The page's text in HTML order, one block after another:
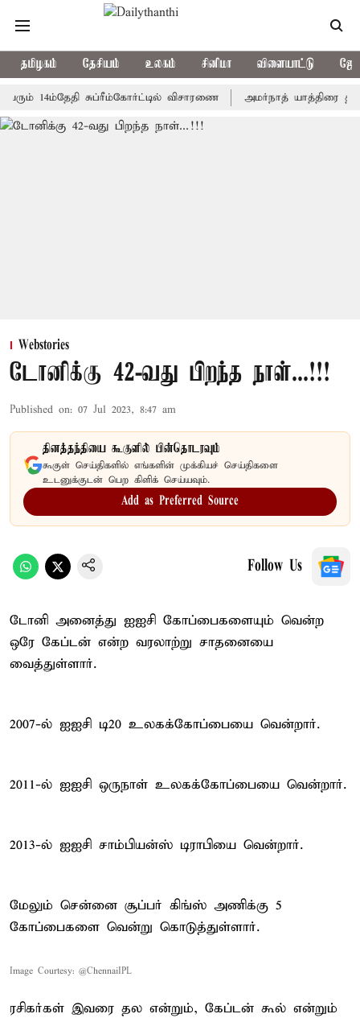
தமிழகம் தேசியம் உலகம் சினிமா விளையாட்டு
சுப்ரீம்கோர்ட்டில் விசாரணை அமர்நாத் யாத்திரை
Webstories
டோனிக்கு 42-வது பிறந்த நாள்...!!!
Published on: 07 Jul 2023, 8:47 am
தினத்தந்தியை கூகுளில் பின்தொடரவும்
கூகுள் செய்திகளில் எங்களின் முக்கியச் செய்திகளை
உடனுக்குடன் பெற கிளிக் செய்யவும்.
Add as Preferred Source
Follow Us
டோனி அனைத்து ஐஐசி கோப்பைகளையும் வென்ற
ஒரே கேப்டன் என்ற வரலாற்று சாதனையை
வைத்துள்ளார்.
2007-ல் ஐஐசி டி20 உலகக்கோப்பையை வென்றார்.
2011-ல் ஐஐசி ஒருநாள் உலகக்கோப்பையை வென்றார்.
2013-ல் ஐஐசி சாம்பியன்ஸ் டிராபியை வென்றார்.
மேலும் சென்னை சூப்பர் கிங்ஸ் அணிக்கு 5
கோப்பைகளை வென்று கொடுத்துள்ளார்.
Image Courtesy: @ChennaiIPL
ரசிகர்கள் இவரை தல என்றும், கேப்டன் கூல் என்றும்